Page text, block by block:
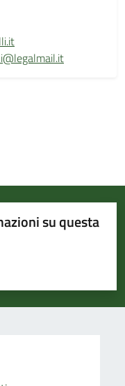
su questa